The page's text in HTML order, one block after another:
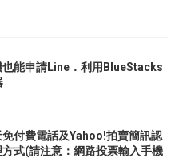
也能申請Line．利用BlueStacks
免付費電話及Yahoo!拍賣簡訊認
式(請注意：網路投票輸入手機